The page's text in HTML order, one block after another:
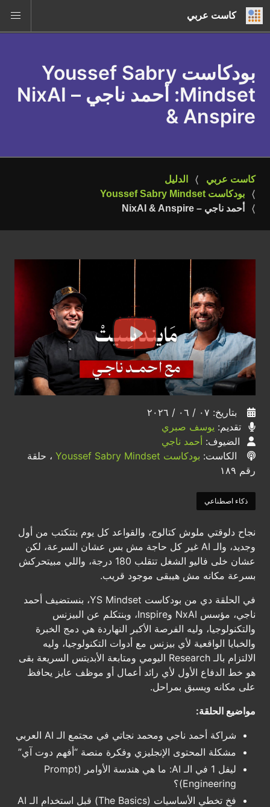
كاست عربي
بودكاست Youssef Sabry
Mindset
: أحمد ناجي – NixAI
& Anspire
كاست عربي
الدليل
بودكاست Youssef Sabry Mindset
أحمد ناجي – NixAI & Anspire
بتاريخ: ٠٧ / ٠٦ / ٢٠٢٦
تقديم: يوسف صبري
الضيوف: أحمد ناجي
الكاست: بودكاست Youssef Sabry Mindset
، حلقة
رقم ١٨٩
ذكاء اصطناعي
نجاح دلوقتي ملوش كتالوج، والقواعد كل يوم بتتكتب من أول
وجديد، والـ AI غير كل حاجة مش بس عشان السرعة، لكن
عشان خلى فاليو الشغل تتقلب 180 درجة، واللي مبيتحركش
بسرعة مكانه مش هيبقى موجود قريب.
في الحلقة دي من بودكاست YS Mindset، بنستضيف أحمد
ناجي، مؤسس NxAI وInspire، وبنتكلم عن البيزنس
والتكنولوجيا، وليه الفرصة الأكبر النهاردة هي دمج الخبرة
والخبايا الواقعية لأي بيزنس مع أدوات التكنولوجيا، وليه
الالتزام بالـ Research اليومي ومتابعة الأبديتس السريعة بقى
هو خط الدفاع الأول لأي رائد أعمال أو موظف عايز يحافظ
على مكانه ويسبق بمراحل.
مواضيع الحلقة:
شراكة أحمد ناجي ومحمد نجاتي في مجتمع الـ AI العربي
مشكلة المحتوى الإنجليزي وفكرة منصة “أفهم دوت آي”
ليفل 1 في الـ AI: ما هي هندسة الأوامر (Prompt
Engineering)؟
فخ تخطي الأساسيات (The Basics) قبل استخدام الـ AI